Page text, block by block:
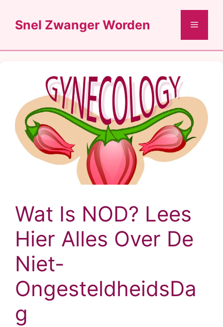
naarSnel Zwanger Worden Menu
Wat Is NOD? Lees
Hier Alles Over De
Niet-
OngesteldheidsDa
g